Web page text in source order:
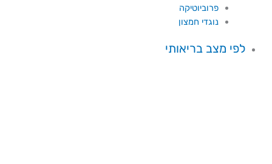
פרוביוטיקה
נוגדי חמצון
לפי מצב בריאותי